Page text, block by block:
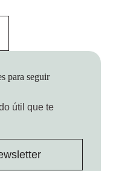
para seguir
útil que te